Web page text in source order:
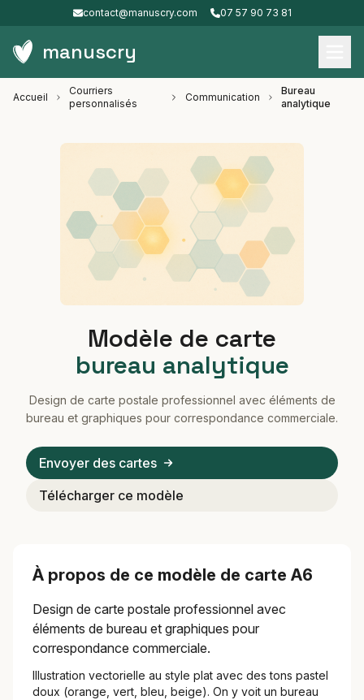
contact@manuscry.com 07 57 90 73 81
manuscry
Accueil
Courriers
personnalisés
Communication
Bureau
analytique
Modèle de carte
bureau analytique
Design de carte postale professionnel avec éléments de
bureau et graphiques pour correspondance commerciale.
Envoyer des cartes
Télécharger ce modèle
À propos de ce modèle de carte A6
Design de carte postale professionnel avec
éléments de bureau et graphiques pour
correspondance commerciale.
Illustration vectorielle au style plat avec des tons pastel
doux (orange, vert, bleu, beige). On y voit un bureau